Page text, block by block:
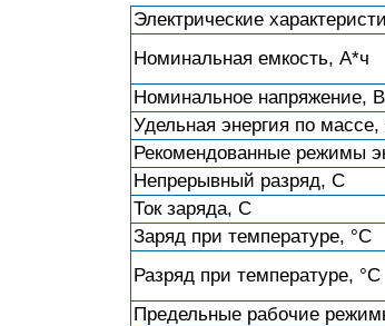
Электрические
Номинальная емкость, А*ч
Номинальное напряжение, В
Удельная энергия по массе,
Рекомендованные режимы
Непрерывный разряд, C
Ток заряда, C
Заряд при температуре, °С
Разряд при температуре, °С
Предельные рабочие